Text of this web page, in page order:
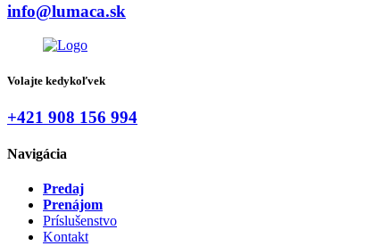
info@lumaca.sk
Volajte kedykoľvek
+421 908 156 994
Navigácia
Predaj
Prenájom
Príslušenstvo
Kontakt